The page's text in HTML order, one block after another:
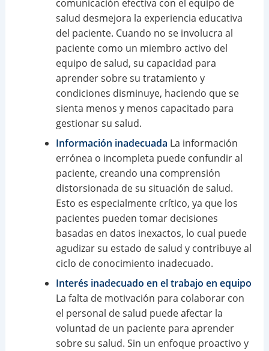
comunicación efectiva con el equipo de
salud desmejora la experiencia educativa
del paciente. Cuando no se involucra al
paciente como un miembro activo del
equipo de salud, su capacidad para
aprender sobre su tratamiento y
condiciones disminuye, haciendo que se
sienta menos y menos capacitado para
gestionar su salud.
Información inadecuada La información
errónea o incompleta puede confundir al
paciente, creando una comprensión
distorsionada de su situación de salud.
Esto es especialmente crítico, ya que los
pacientes pueden tomar decisiones
basadas en datos inexactos, lo cual puede
agudizar su estado de salud y contribuye al
ciclo de conocimiento inadecuado.
Interés inadecuado en el trabajo en equipo
La falta de motivación para colaborar con
el personal de salud puede afectar la
voluntad de un paciente para aprender
sobre su salud. Sin un enfoque proactivo y